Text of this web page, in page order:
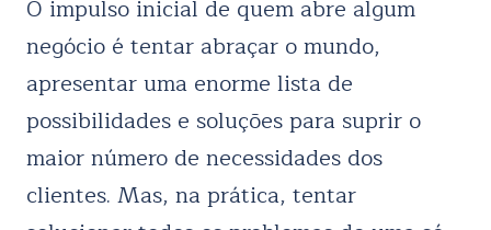
O impulso inicial de quem abre algum
negócio é tentar abraçar o mundo,
apresentar uma enorme lista de
possibilidades e soluções para suprir o
maior número de necessidades dos
clientes. Mas, na prática, tentar